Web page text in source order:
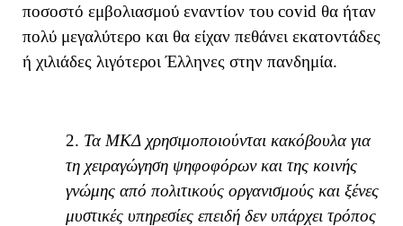
ποσοστό εμβολιασμού εναντίον του covid θα ήταν
πολύ μεγαλύτερο και θα είχαν πεθάνει εκατοντάδες
ή χιλιάδες λιγότεροι Έλληνες στην πανδημία.
2. Τα ΜΚΔ χρησιμοποιούνται κακόβουλα για
τη χειραγώγηση ψηφοφόρων και της κοινής
γνώμης από πολιτικούς οργανισμούς και ξένες
μυστικές υπηρεσίες επειδή δεν υπάρχει τρόπος